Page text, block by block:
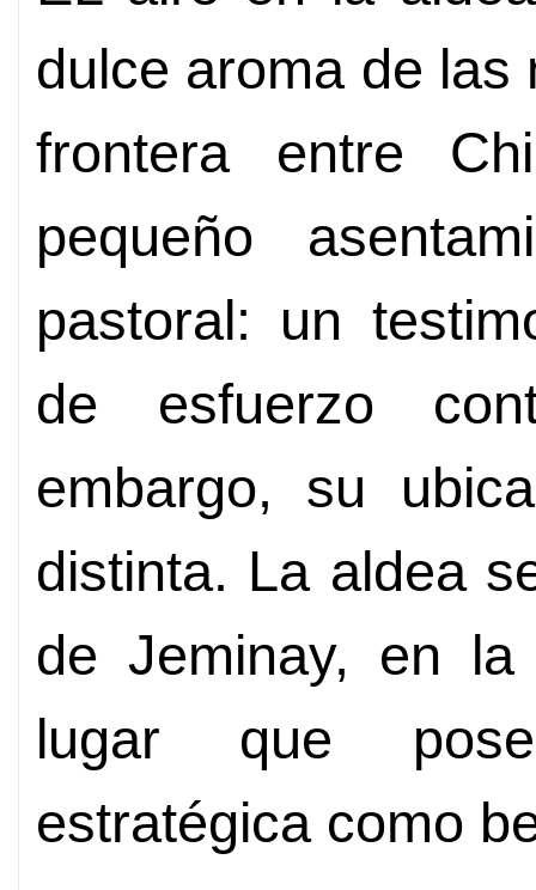
dulce aroma de las
frontera entre
pequeño
pastoral: un
de esfuerzo
embargo, su
distinta. La aldea
de Jeminay, en
lugar que
estratégica como